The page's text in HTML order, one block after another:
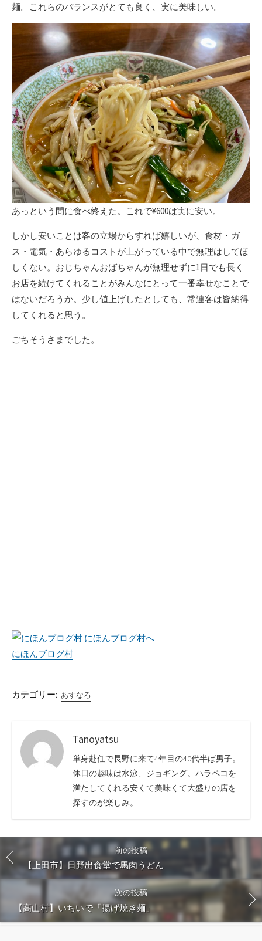
麺。これらのバランスがとても良く、実に美味しい。
あっという間に食べ終えた。これで¥600は実に安い。
しかし安いことは客の立場からすれば嬉しいが、食材・ガ
ス・電気・あらゆるコストが上がっている中で無理はしてほ
しくない。おじちゃんおばちゃんが無理せずに1日でも長く
お店を続けてくれることがみんなにとって一番幸せなことで
はないだろうか。少し値上げしたとしても、常連客は皆納得
してくれると思う。
ごちそうさまでした。
にほんブログ村
カテゴリー: あすなろ
Tanoyatsu
単身赴任で長野に来て4年目の40代半ば男子。
休日の趣味は水泳、ジョギング。ハラペコを
満たしてくれる安くて美味くて大盛りの店を
探すのが楽しみ。
前の投稿
【上田市】日野出食堂で馬肉うどん
次の投稿
【高山村】いちいで「揚げ焼き麺」